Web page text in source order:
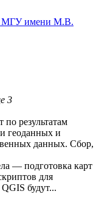
МГУ имени М.В.
3
по результатам
геоданных и
данных. Сбор,
— подготовка карт
для
будут...